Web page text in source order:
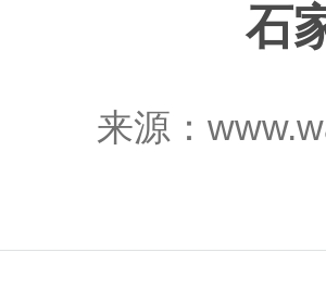
石
来源：